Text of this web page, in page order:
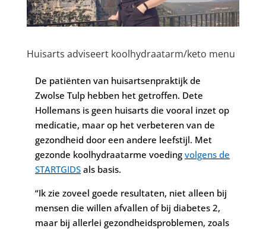
Huisarts adviseert koolhydraatarm/keto menu
De patiënten van huisartsenpraktijk de
Zwolse Tulp hebben het getroffen. Dete
Hollemans is geen huisarts die vooral inzet op
medicatie, maar op het verbeteren van de
gezondheid door een andere leefstijl. Met
gezonde koolhydraatarme voedingvolgens de
STARTGIDS als basis.
“Ik zie zoveel goede resultaten, niet alleen bij
mensen die willen afvallen of bij diabetes 2,
maar bij allerlei gezondheidsproblemen, zoals